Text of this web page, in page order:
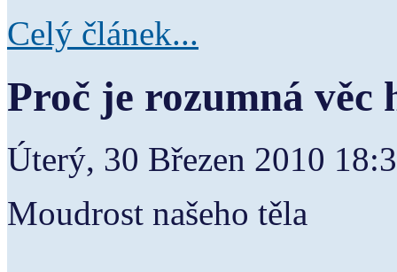
Celý článek...
Proč je rozumná věc
Úterý, 30 Březen 2010
Moudrost našeho těla